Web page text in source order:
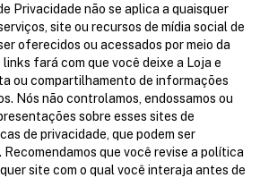
Privacidade não se aplica a quaisquer
site ou recursos de mídia social de
oferecidos ou acessados por meio da
links fará com que você deixe a Loja e
ou compartilhamento de informações
Nós não controlamos, endossamos ou
sobre esses sites de
de privacidade, que podem ser
que você revise a política
site com o qual você interaja antes de